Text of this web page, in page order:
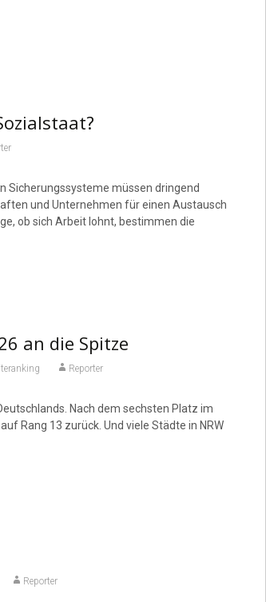
Sicherungssysteme müssen dringend
und Unternehmen für einen Austausch
ob sich Arbeit lohnt, bestimmen die
an die Spitze
Reporter
Nach dem sechsten Platz im
Rang 13 zurück. Und viele Städte in NRW
Reporter